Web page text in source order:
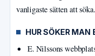
vanligaste sätten att söka.
HUR SÖKER MAN
E. Nilssons